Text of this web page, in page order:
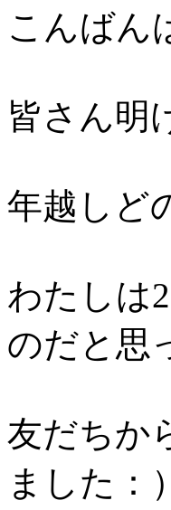
こんばん
皆さん明
年越しど
わたしは
のだと思
友だちか
ました：）